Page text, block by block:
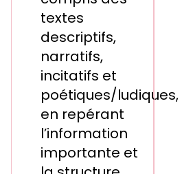
textes
descriptifs,
narratifs,
incitatifs et
poétiques/ludiques,
en repérant
l’information
importante et